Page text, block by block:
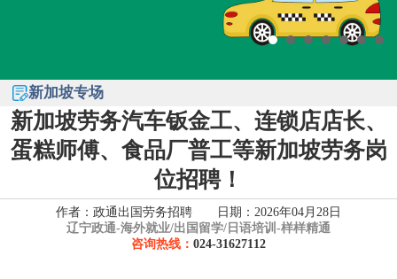
新加坡专场
新加坡劳务汽车钣金工、连锁店店长、
蛋糕师傅、食品厂普工等新加坡劳务岗
位招聘！
作者：政通出国劳务招聘 日期：2026年04月28日
辽宁政通-海外就业/出国留学/日语培训-样样精通
咨询热线： 024-31627112